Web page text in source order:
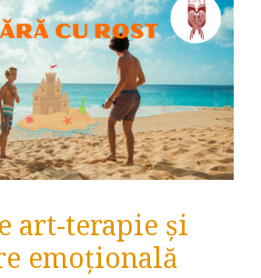
art-terapie și
emoțională